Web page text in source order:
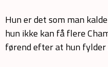
Hun er det som man
hun ikke kan få flere
førend efter at hun fylder